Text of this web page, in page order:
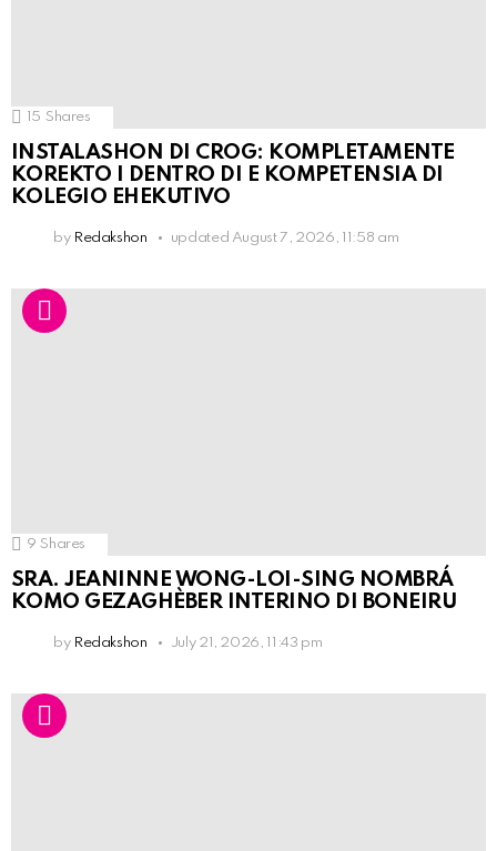
15 Shares
INSTALASHON DI CROG: KOMPLETAMENTE
KOREKTO I DENTRO DI E KOMPETENSIA DI
KOLEGIO EHEKUTIVO
by Redakshon updated August 7, 2026, 11:58 am
9 Shares
SRA. JEANINNE WONG-LOI-SING NOMBRÁ
KOMO GEZAGHÈBER INTERINO DI BONEIRU
by Redakshon July 21, 2026, 11:43 pm